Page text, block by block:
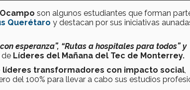
son algunos estudiantes que forman
Querétaro y destacan por sus iniciativas
esperanza”, “Rutas a hospitales para todos” y
de Líderes del Mañana del Tec de Monterrey.
líderes transformadores con impacto social
del 100% para llevar a cabo sus estudios